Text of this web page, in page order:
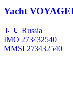
Yacht
🇷🇺 Russia
IMO 273432540
MMSI 273432540